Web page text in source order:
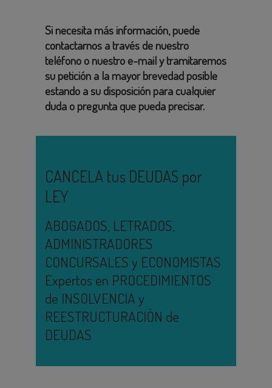
Si necesita más información, puede
contactarnos a través de nuestro
teléfono o nuestro e-mail y tramitaremos
su petición a la mayor brevedad posible
estando a su disposición para cualquier
duda o pregunta que pueda precisar.
CANCELA tus DEUDAS por
LEY
ABOGADOS, LETRADOS,
ADMINISTRADORES
CONCURSALES y ECONOMISTAS
Expertos en PROCEDIMIENTOS
de INSOLVENCIA y
REESTRUCTURACIÓN de
DEUDAS